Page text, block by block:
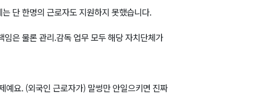
단 한명의 근로자도 지원하지 못했습니다.
은 물론 관리.감독 업무 모두 해당 자치단체가
요. (외국인 근로자가) 말썽만 안일으키면 진짜